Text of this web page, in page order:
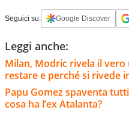
Seguici su: Google Discover
Leggi anche:
Milan, Modric rivela il
restare e perché si rivede
Papu Gomez spaventa
cosa ha l’ex Atalanta?